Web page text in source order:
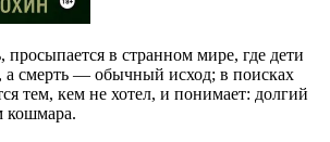
просыпается в странном мире, где дети
а смерть — обычный исход; в поисках
тем, кем не хотел, и понимает: долгий
кошмара.